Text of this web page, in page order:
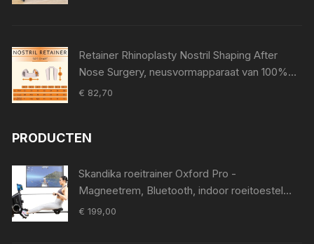
Retainer Rhinoplasty Nostril Shaping After
Nose Surgery, neusvormapparaat van 100%
medische siliconen, neuspad voor Surgery,
€ 82,70
PRODUCTEN
Skandika roeitrainer Oxford Pro -
Magneetrem, Bluetooth, indoor roeitoestel
met app, 8 weerstandsniveaus, tot 120 kg |
€ 199,00